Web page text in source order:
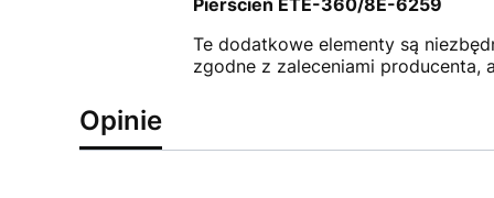
Pierścień ETE-360/8E-6259
Te dodatkowe elementy są
zgodne z zaleceniami producenta,
Opinie